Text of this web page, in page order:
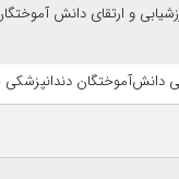
و ارتقای دانش
دانش‌آموختگان دندانپزشکی